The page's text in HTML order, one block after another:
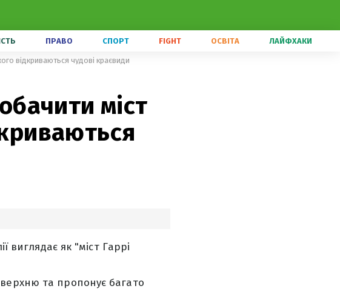
ПРАВО СПОРТ FIGHT ОСВІТА ЛАЙФХАКИ
відкриваються чудові краєвиди
міст
виглядає як "міст Гаррі
та пропонує багато